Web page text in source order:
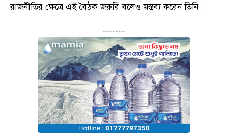
রাজনীতির ক্ষেত্রে এই বৈঠক জরুরি বলেও মন্তব্য করেন তিনি।
---------